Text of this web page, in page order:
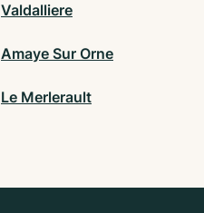
Valdalliere
Amaye Sur Orne
Le Merlerault